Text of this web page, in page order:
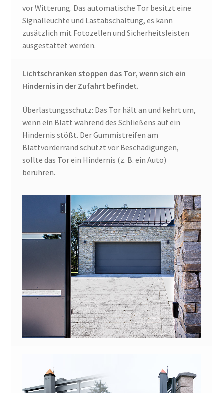
vor Witterung. Das automatische Tor besitzt eine
Signalleuchte und Lastabschaltung, es kann
zusätzlich mit Fotozellen und Sicherheitsleisten
ausgestattet werden.
Lichtschranken stoppen das Tor, wenn sich ein
Hindernis in der Zufahrt befindet.
Überlastungsschutz: Das Tor hält an und kehrt um,
wenn ein Blatt während des Schließens auf ein
Hindernis stößt. Der Gummistreifen am
Blattvorderrand schützt vor Beschädigungen,
sollte das Tor ein Hindernis (z. B. ein Auto)
berühren.